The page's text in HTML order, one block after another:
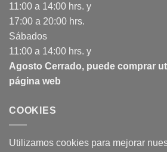
11:00 a 14:00 hrs. y
17:00 a 20:00 hrs.
Sábados
11:00 a 14:00 hrs. y
Agosto Cerrado, puede comprar
página web
COOKIES
Utilizamos cookies para mejorar